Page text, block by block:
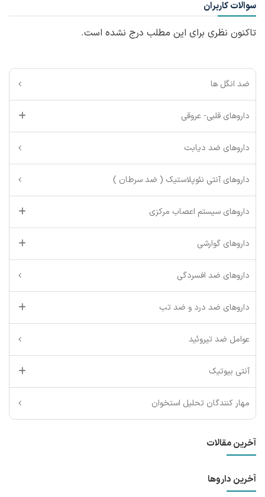
سوالات کاربران
تاکنون نظری برای این مطلب درج نشده است.
ضد انگل ها
داروهای قلبی- عروقی
داروهای ضد دیابت
داروهای آنتی نئوپلاستیک ( ضد سرطان )
داروهای سیستم اعصاب مرکزی
داروهای گوارشی
داروهای ضد افسردگی
داروهای ضد درد و ضد تب
عوامل ضد تیروئید
آنتی بیوتیک
مهار کنندگان تحلیل استخوان
آخرین مقالات
آخرین داروها